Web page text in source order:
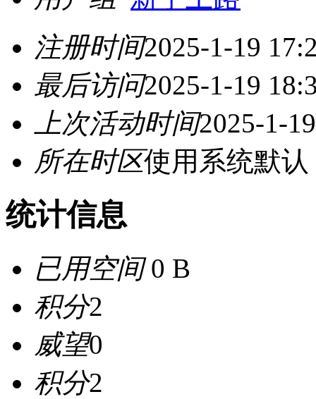
注册时间2025-1-19
最后访问2025-1-19
上次活动时间2025-1-
所在时区使用系统默认
统计信息
已用空间0 B
积分2
威望0
积分2